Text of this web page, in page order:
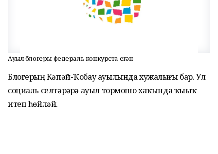
Ауыл блогеры федераль конкурста еңгән
Блогерҙың Кәпәй-Ҡобау ауылында хужалығы бар. Ул
социаль селтәрҙәрҙә ауыл тормошо хаҡында ҡыҙыҡ
итеп һөйләй.